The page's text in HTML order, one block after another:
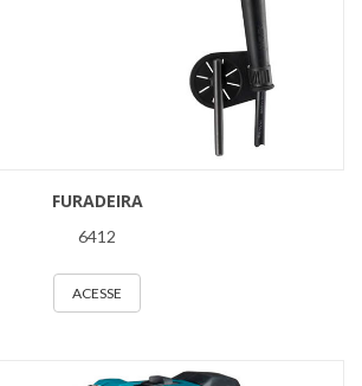
FURADEIRA
6412
ACESSE